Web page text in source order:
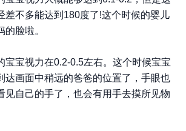
差不多能达到180度了!这个时候的婴儿
的脸啦。
宝视力在0.2-0.5左右。这个时候宝宝
达画面中稍远的爸爸的位置了，手眼也
见自己的手了，也会有用手去摸所见物